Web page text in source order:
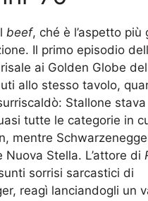
beef, ché è l’aspetto più
Il primo episodio
ai Golden Globe del
allo stesso tavolo,
Stallone stava
tutte le categorie in
mentre
Nuova Stella. L’attore di
sorrisi sarcastici di
reagì lanciandogli un